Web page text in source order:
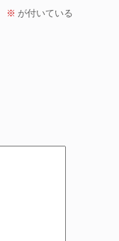
※ が付いている